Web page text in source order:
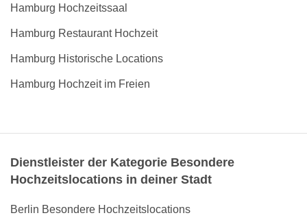
Hamburg Hochzeitssaal
Hamburg Restaurant Hochzeit
Hamburg Historische Locations
Hamburg Hochzeit im Freien
Dienstleister der Kategorie Besondere
Hochzeitslocations in deiner Stadt
Berlin Besondere Hochzeitslocations